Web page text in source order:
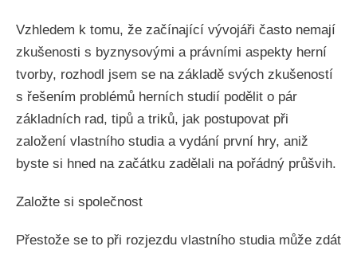
Vzhledem k tomu, že začínající vývojáři často nemají
zkušenosti s byznysovými a právními aspekty herní
tvorby, rozhodl jsem se na základě svých zkušeností
s řešením problémů herních studií podělit o pár
základních rad, tipů a triků, jak postupovat při
založení vlastního studia a vydání první hry, aniž
byste si hned na začátku zadělali na pořádný průšvih.
Založte si společnost
Přestože se to při rozjezdu vlastního studia může zdát